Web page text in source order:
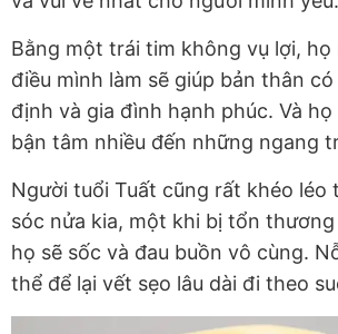
Bằng một trái tim không vụ lợi,
điều mình làm sẽ giúp bản thân
định và gia đình hạnh phúc. Và
bận tâm nhiều đến những ngang
Người tuổi Tuất cũng rất khéo léo
sóc nửa kia, một khi bị tổn
họ sẽ sốc và đau buồn vô cùng.
thể để lại vết sẹo lâu dài đi theo